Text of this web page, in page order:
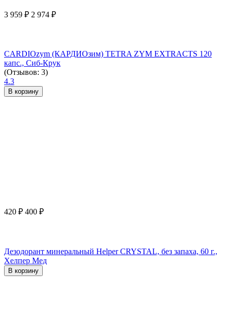
3 959 ₽ 2 974 ₽
CARDIOzym (КАРДИОзим) TETRA ZYM EXTRACTS 120
капс., Сиб-Крук
(Отзывов: 3)
4.3
В корзину
420 ₽ 400 ₽
Дезодорант минеральный Helper CRYSTAL, без запаха, 60 г.,
Хелпер Мед
В корзину